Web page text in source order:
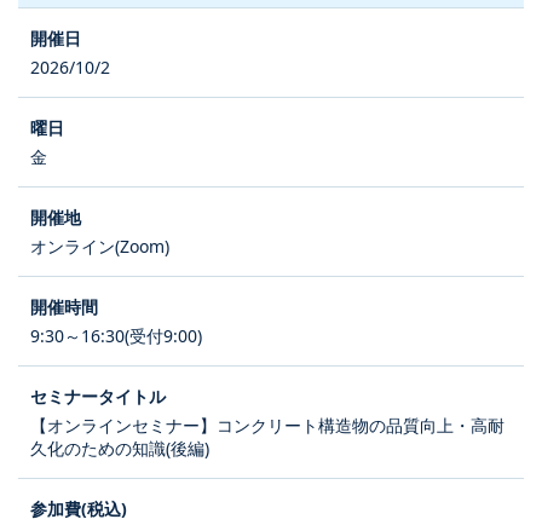
2026/10/2
金
オンライン(Zoom)
9:30～16:30(受付9:00)
【オンラインセミナー】コンクリート構造物の品質向上・高耐
久化のための知識(後編)